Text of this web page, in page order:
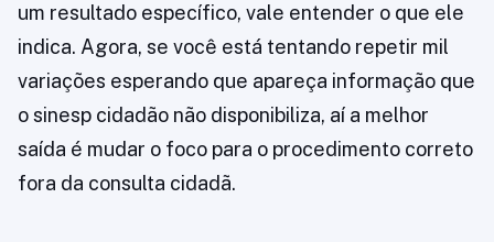
um resultado específico, vale entender o que ele
indica. Agora, se você está tentando repetir mil
variações esperando que apareça informação que
o sinesp cidadão não disponibiliza, aí a melhor
saída é mudar o foco para o procedimento correto
fora da consulta cidadã.